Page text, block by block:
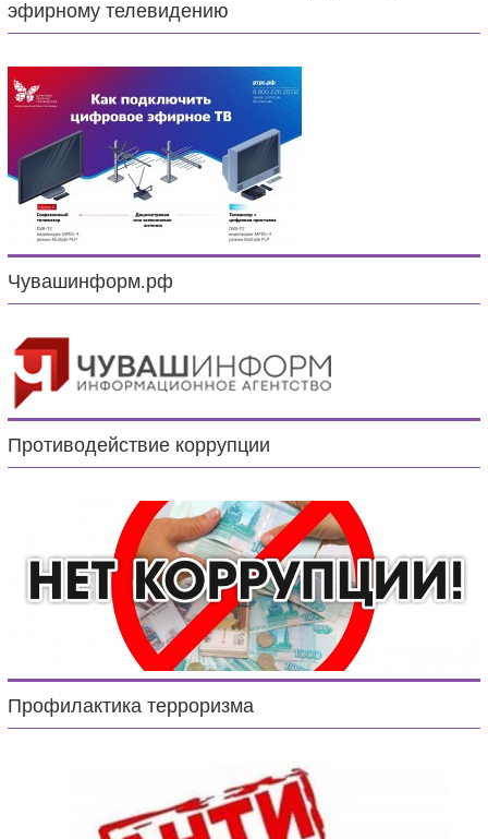
эфирному телевидению
Чувашинформ.рф
Противодействие коррупции
Профилактика терроризма